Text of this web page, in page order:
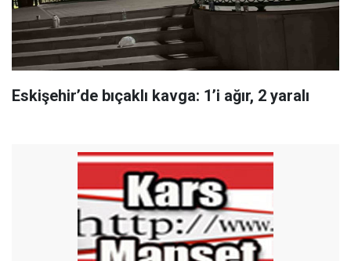
Eskişehir’de bıçaklı kavga: 1’i ağır, 2 yaralı